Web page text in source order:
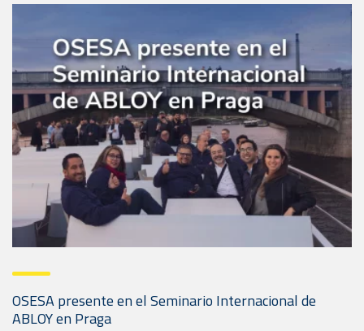
OSESA presente en el Seminario Internacional de
ABLOY en Praga